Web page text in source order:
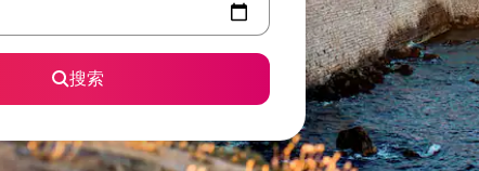
搜索